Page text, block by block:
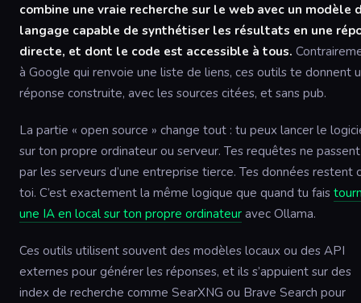
combine une vraie recherche sur le web avec un modèle
langage capable de synthétiser les résultats en une
directe, et dont le code est accessible à tous.
à Google qui renvoie une liste de liens, ces outils te donnent
réponse construite, avec les sources citées, et sans pub.
La partie « open source » change tout : tu peux lancer le
sur ton propre ordinateur ou serveur. Tes requêtes ne
par les serveurs d’une entreprise tierce. Tes données restent
toi. C’est exactement la même logique que quand tu fais
une IA en local sur ton propre ordinateur avec Ollama.
Ces outils utilisent souvent des modèles locaux ou des API
externes pour générer les réponses, et ils s’appuient sur des
index de recherche comme SearXNG ou Brave Search pour